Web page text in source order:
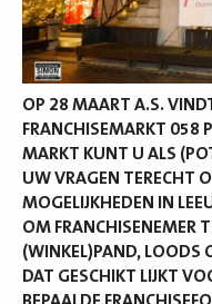
OP 28 MAART A.S.
FRANCHISEMARKT 058
MARKT KUNT U ALS
UW VRAGEN TERECHT
MOGELIJKHEDEN IN
OM FRANCHISENEMER
(WINKEL)PAND, LOODS
DAT GESCHIKT LIJKT